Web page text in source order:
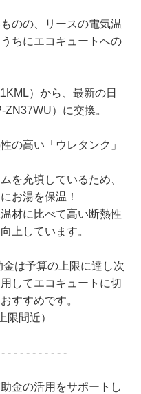
のの、リースの電気温
ちにエコキュートへの
）から、最新の日
）に交換。
の高い「ウレタンク」
を充填しているため、
お湯を保温！
材に比べて高い断熱性
上しています。
金は予算の上限に達し次
してエコキュートに切
すすめです。
限間近）
- - - - - - - - - -
金の活用をサポートし